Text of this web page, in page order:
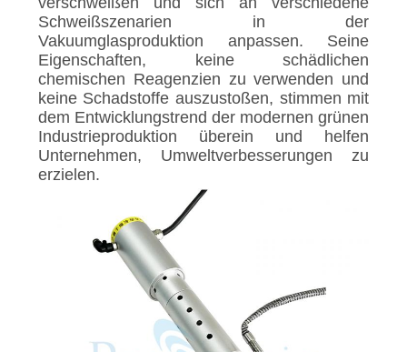
Schweißszenarien in der
Vakuumglasproduktion anpassen. Seine
Eigenschaften, keine schädlichen
chemischen Reagenzien zu verwenden und
keine Schadstoffe auszustoßen, stimmen mit
dem Entwicklungstrend der modernen grünen
Industrieproduktion überein und helfen
Unternehmen, Umweltverbesserungen zu
erzielen.